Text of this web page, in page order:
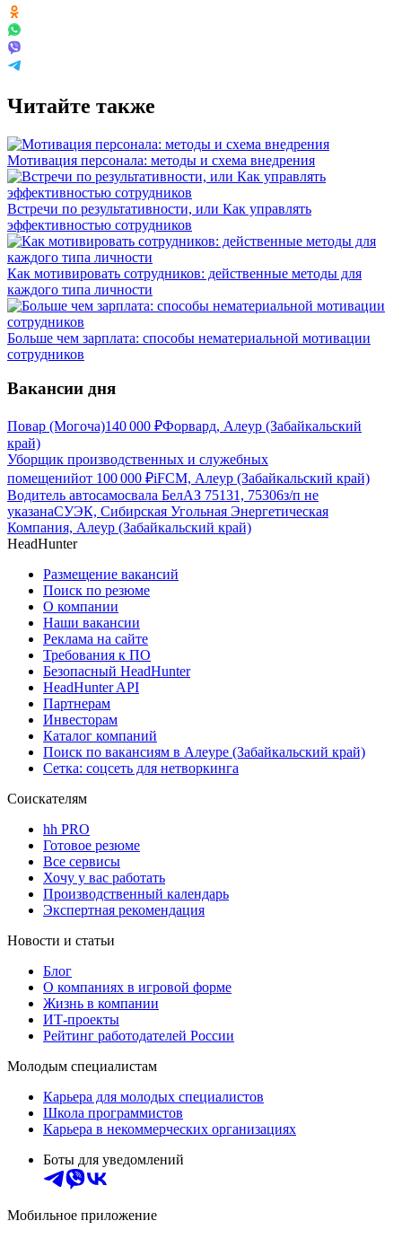
Читайте также
Мотивация персонала: методы и схема внедрения
Встречи по результативности, или Как управлять
эффективностью сотрудников
Как мотивировать сотрудников: действенные методы для
каждого типа личности
Больше чем зарплата: способы нематериальной мотивации
сотрудников
Вакансии дня
Повар (Могоча)140 000 ₽Форвард, Алеур (Забайкальский
край)
Уборщик производственных и служебных
помещенийот 100 000 ₽iFCM, Алеур (Забайкальский край)
Водитель автосамосвала БелАЗ 75131, 75306з/п не
указанаСУЭК, Сибирская Угольная Энергетическая
Компания, Алеур (Забайкальский край)
HeadHunter
Размещение вакансий
Поиск по резюме
О компании
Наши вакансии
Реклама на сайте
Требования к ПО
Безопасный HeadHunter
HeadHunter API
Партнерам
Инвесторам
Каталог компаний
Поиск по вакансиям в Алеуре (Забайкальский край)
Сетка: соцсеть для нетворкинга
Соискателям
hh PRO
Готовое резюме
Все сервисы
Хочу у вас работать
Производственный календарь
Экспертная рекомендация
Новости и статьи
Блог
О компаниях в игровой форме
Жизнь в компании
ИТ-проекты
Рейтинг работодателей России
Молодым специалистам
Карьера для молодых специалистов
Школа программистов
Карьера в некоммерческих организациях
Боты для уведомлений
Мобильное приложение